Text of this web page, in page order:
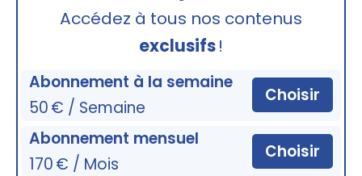
Accédez à tous nos contenus
exclusifs!
Abonnement à la semaine
50 € / Semaine
Choisir
Abonnement mensuel
170 € / Mois
Choisir